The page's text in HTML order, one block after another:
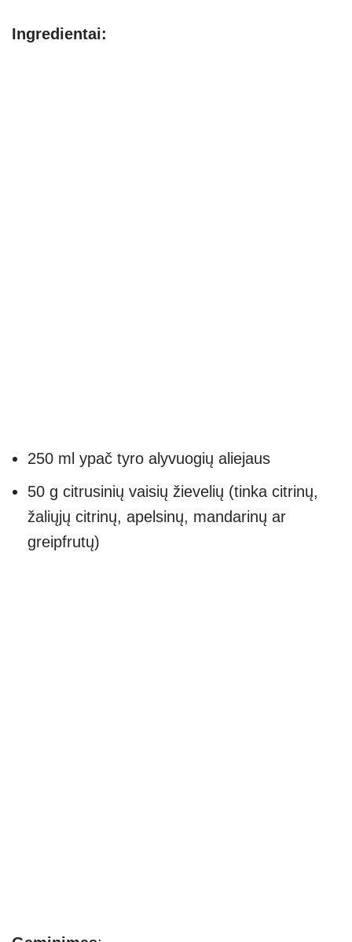
Ingredientai:
250 ml ypač tyro alyvuogių aliejaus
50 g citrusinių vaisių žievelių (tinka citrinų,
žaliųjų citrinų, apelsinų, mandarinų ar
greipfrutų)